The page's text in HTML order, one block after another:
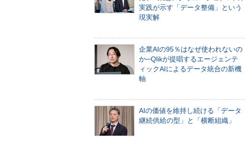
実践が示す「データ整備」という
現実解
企業AIの95％はなぜ使われないの
か─Qlikが提唱するエージェンテ
ィックAIによるデータ統合の新機
軸
AIの価値を維持し続ける「データ
継続供給の型」と「横断組織」